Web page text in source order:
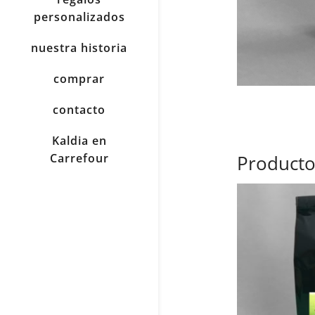
personalizados
nuestra historia
comprar
contacto
Kaldia en
Carrefour